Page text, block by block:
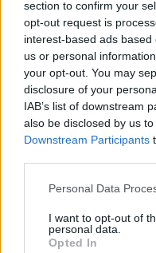
section to confirm your
opt-out request is
interest-based ads
us or personal
your opt-out. You may
disclosure of your
IAB’s list of downstream
also be disclosed by us
Downstream Participants
Personal Data
I want to opt-out of
personal data.
Opted In
на слични
– Спортот ми
дисциплиниран.
ми требаше седум
задоволен од
планови за
укаже можност, ќе
Што ви дава
порака за другите?
– Секој предизвик
тешкотиите.
волјата е